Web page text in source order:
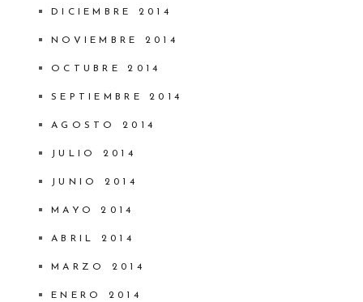
DICIEMBRE 2014
NOVIEMBRE 2014
OCTUBRE 2014
SEPTIEMBRE 2014
AGOSTO 2014
JULIO 2014
JUNIO 2014
MAYO 2014
ABRIL 2014
MARZO 2014
ENERO 2014